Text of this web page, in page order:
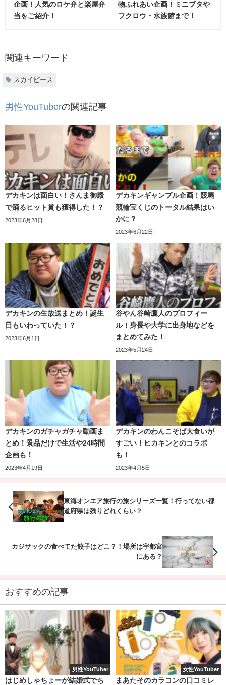
「笑ってがいけない旗上げ」という内容で、「 1人が指示を
出し、もう1人が旗上げをする
」というのを交代で行い、そ
一見簡単そうに見える旗上げですが、お2人を見ていると難
しいのでは？と思いますよね。
旗上げをする側だけでなく、指示を出す側も難しいことが
伝わってきます。
間違えただけでも笑ったりしてしまう2人の姿に視聴者から
は「
ほっこりする」という言葉を多く寄せられていまし
た。
絶対に笑ってはいけないオリジナル神経衰弱
がおもしろすぎたwwwww
こちらの動画は2017年10月28日に投稿されました。
”笑わずに神経衰弱をする”という内容ですが、「オリジナ
ル」とあるように自分たちの写真
を使用し、神経衰弱をし
ていきます。
2人の過去の写真や面白い写真だけではなく、ほかのクリエ
イターの方の写真まであります。
笑いをこらえている2人もとても面白くて、
と自分も参加しているような気分になるほど楽しい動画に
なっています。
2人が笑っているとつられてわらってしま
」という声が多く寄せられていました。
【キスシーン】絶対に笑ってはいけないガチ
演技がおもろすぎたwwwww【コムドット】
企画！人気のロケ弁と楽屋弁
当をご紹介！
物ふれあい企画！ミニブタや
フクロウ・水族館まで！
関連キーワード
スカイピース
男性YouTuberの関連記事
デカキンは面白い！さんま御殿
で踊るヒット賞も獲得した！？
2023年6月28日
デカキンギャンブル企画！競馬
競輪宝くじのトータル結果はい
かに？
2023年6月22日
デカキンの生放送まとめ！誕生
日もいわっていた！？
2023年6月1日
谷やん谷崎鷹人のプロフィー
ル！身長や大学に出身地などを
まとめてみた！
2023年5月24日
デカキンのガチャガチャ動画ま
とめ！景品だけで生活や24時間
企画も！
2023年4月19日
デカキンのわんこそば大食いが
すごい！ヒカキンとのコラボ
も！
2023年4月5日
東海オンエア旅行の旅シリーズ一覧！行ってない都
道府県は残りどれくらい？
カジサックの食べてた餃子はどこ？！場所は宇都宮
にある？
おすすめの記事
男性YouTuber
はじめしゃちょーが結婚式でち
女性YouTuber
まあたそのカラコンの口コミレ